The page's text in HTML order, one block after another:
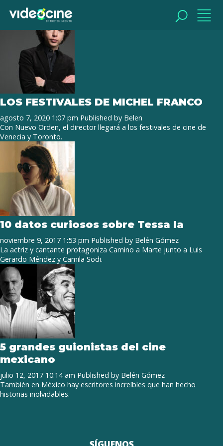
Tag Archive: Guillermo Arriaga
LOS FESTIVALES DE MICHEL FRANCO
agosto 7, 2020 1:07 pm Published by Belen
Con Nuevo Orden, el director llegará a los festivales de cine de
Venecia y Toronto.
10 datos curiosos sobre Tessa Ia
noviembre 9, 2017 1:53 pm Published by Belén Gómez
La actriz y cantante protagoniza Camino a Marte junto a Luis
Gerardo Méndez y Camila Sodi.
5 grandes guionistas del cine
mexicano
julio 12, 2017 10:14 am Published by Belén Gómez
También en México hay escritores increíbles que han hecho
historias inolvidables.